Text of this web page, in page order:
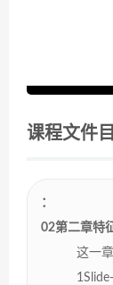
课程文件
：
02第二章特
这一